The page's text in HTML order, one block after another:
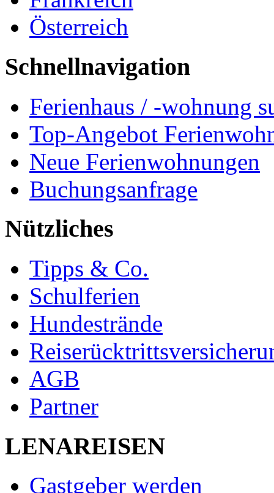
Österreich
Schnellnavigation
Ferienhaus / -wohnung
Top-Angebot
Neue Ferienwohnungen
Buchungsanfrage
Nützliches
Tipps & Co.
Schulferien
Hundestrände
AGB
Partner
LENAREISEN
Gastgeber werden